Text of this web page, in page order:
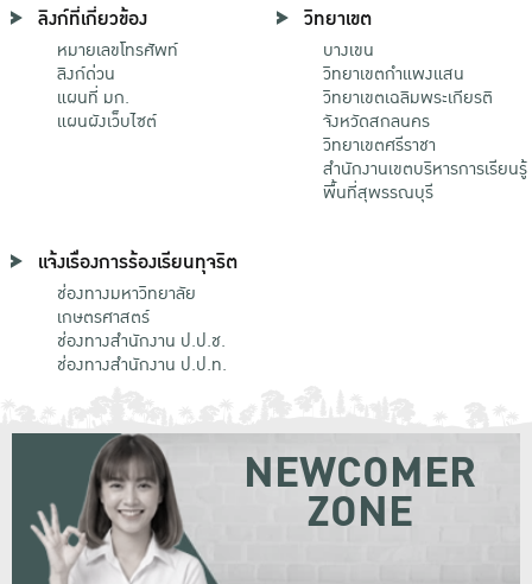
ลิงก์ที่เกี่ยวข้อง
หมายเลขโทรศัพท์
ลิงก์ด่วน
แผนที่ มก.
แผนผังเว็บไซต์
วิทยาเขต
บางเขน
วิทยาเขตกําแพงแสน
วิทยาเขตเฉลิมพระเกียรติ
จังหวัดสกลนคร
วิทยาเขตศรีราชา
สำนักงานเขตบริหารการเรียนรู้
พื้นที่สุพรรณบุรี
แจ้งเรื่องการร้องเรียนทุจริต
ช่องทางมหาวิทยาลัย
เกษตรศาสตร์
ช่องทางสำนักงาน ป.ป.ช.
ช่องทางสำนักงาน ป.ป.ท.
NEWCOMER
ZONE